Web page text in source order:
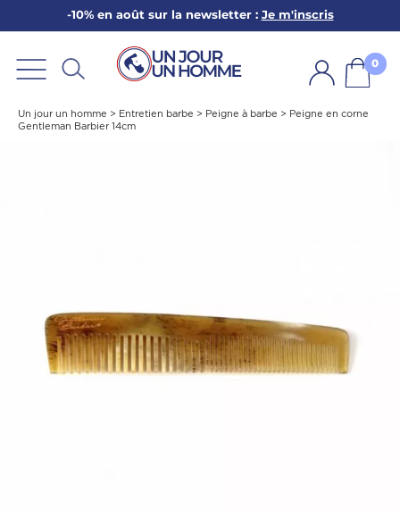
-10% en août sur la newsletter : Je m'inscris
0
Un jour un homme > Entretien barbe > Peigne à barbe > Peigne en corne
Gentleman Barbier 14cm